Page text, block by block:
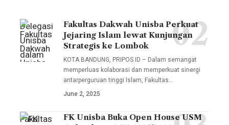
Delegasi
Unisba
dalam
sejumlah
Fakultas Dakwah Unisba Perkuat
Jejaring Islam lewat Kunjungan
Strategis ke Lombok
KOTA BANDUNG, PRIPOS.ID – Dalam semangat
memperluas kolaborasi dan memperkuat sinergi
antarperguruan tinggi Islam, Fakultas…
June 2, 2025
Fakultas
FK Unisba Buka Open House USM